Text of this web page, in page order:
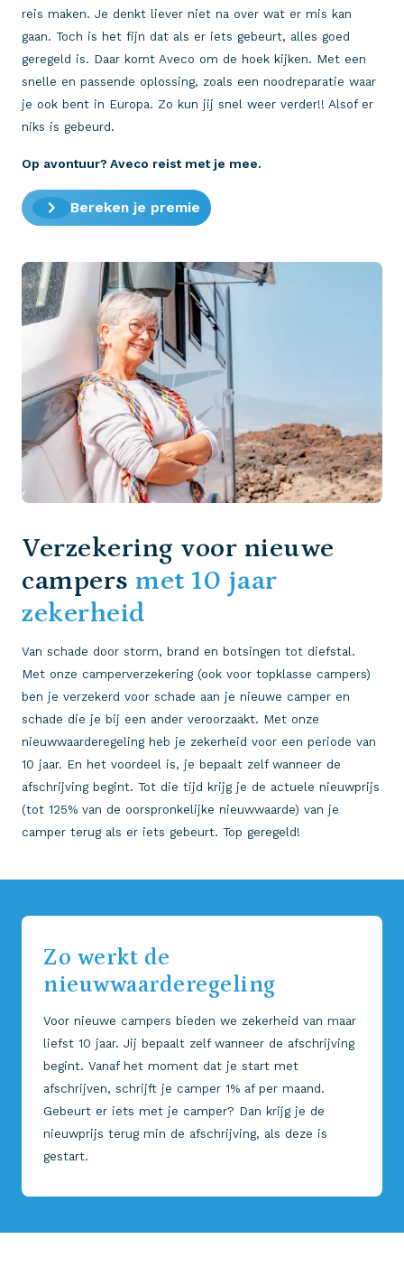
reis maken. Je denkt liever niet na over wat er mis kan
gaan. Toch is het fijn dat als er iets gebeurt, alles goed
geregeld is. Daar komt Aveco om de hoek kijken. Met een
snelle en passende oplossing, zoals een noodreparatie waar
je ook bent in Europa. Zo kun jij snel weer verder!! Alsof er
niks is gebeurd.
Op avontuur? Aveco reist met je mee.
Bereken je premie
Verzekering voor nieuwe
campers met 10 jaar
zekerheid
Van schade door storm, brand en botsingen tot diefstal.
Met onze camperverzekering (ook voor topklasse campers)
ben je verzekerd voor schade aan je nieuwe camper en
schade die je bij een ander veroorzaakt. Met onze
nieuwwaarderegeling heb je zekerheid voor een periode van
10 jaar. En het voordeel is, je bepaalt zelf wanneer de
afschrijving begint. Tot die tijd krijg je de actuele nieuwprijs
(tot 125% van de oorspronkelijke nieuwwaarde) van je
camper terug als er iets gebeurt. Top geregeld!
Zo werkt de
nieuwwaarderegeling
Voor nieuwe campers bieden we zekerheid van maar
liefst 10 jaar. Jij bepaalt zelf wanneer de afschrijving
begint. Vanaf het moment dat je start met
afschrijven, schrijft je camper 1% af per maand.
Gebeurt er iets met je camper? Dan krijg je de
nieuwprijs terug min de afschrijving, als deze is
gestart.